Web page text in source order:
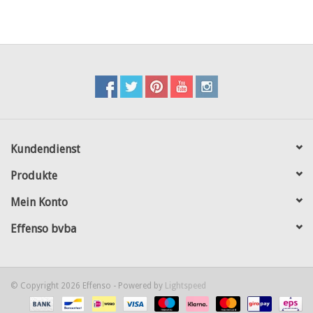
Kundendienst
Produkte
Mein Konto
Effenso bvba
© Copyright 2026 Effenso - Powered by Lightspeed